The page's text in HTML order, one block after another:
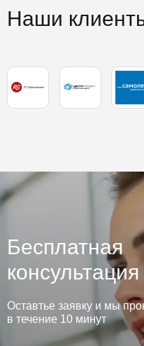
Наши
Бесплатная
консультация
Оставтье заявку и мы
в течение 10 минут